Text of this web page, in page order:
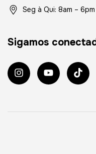
Seg à Qui: 8am –
Sigamos